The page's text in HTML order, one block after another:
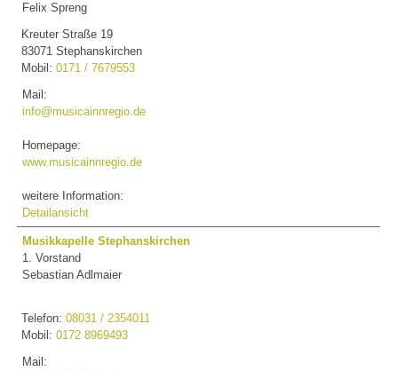
Felix Spreng
Kreuter Straße 19
83071 Stephanskirchen
Mobil:0171 / 7679553
Mail:
info@musicainnregio.de
Homepage:
www.musicainnregio.de
weitere Information:
Detailansicht
Musikkapelle Stephanskirchen
1. Vorstand
Sebastian Adlmaier
Telefon:08031 / 2354011
Mobil:0172 8969493
Mail: